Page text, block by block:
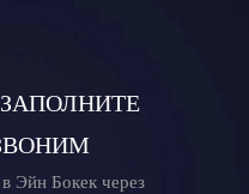
Эйн Бокек через